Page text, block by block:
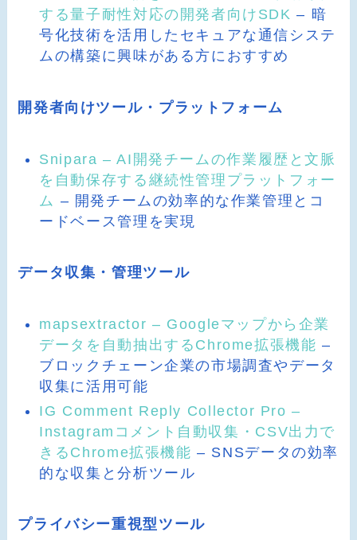
する量子耐性対応の開発者向けSDK – 暗
号化技術を活用したセキュアな通信システ
ムの構築に興味がある方におすすめ
開発者向けツール・プラットフォーム
Snipara – AI開発チームの作業履歴と文脈
を自動保存する継続性管理プラットフォー
ム – 開発チームの効率的な作業管理とコ
ードベース管理を実現
データ収集・管理ツール
mapsextractor – Googleマップから企業
データを自動抽出するChrome拡張機能 –
ブロックチェーン企業の市場調査やデータ
収集に活用可能
IG Comment Reply Collector Pro –
Instagramコメント自動収集・CSV出力で
きるChrome拡張機能 – SNSデータの効率
的な収集と分析ツール
プライバシー重視型ツール